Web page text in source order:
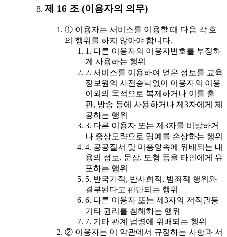
제 16 조 (이용자의 의무)
① 이용자는 서비스를 이용할 때 다음 각 호
의 행위를 하지 않아야 합니다.
1. 다른 이용자의 이용자번호를 부정하
게 사용하는 행위
2. 서비스를 이용하여 얻은 정보를 교육
정보원의 사전승낙없이 이용자의 이용
이외의 목적으로 복제하거나 이를 출
판, 방송 등에 사용하거나 제3자에게 제
공하는 행위
3. 다른 이용자 또는 제3자를 비방하거
나 중상모략으로 명예를 손상하는 행위
4. 공공질서 및 미풍양속에 위배되는 내
용의 정보, 문장, 도형 등을 타인에게 유
포하는 행위
5. 반국가적, 반사회적, 범죄적 행위와
결부된다고 판단되는 행위
6. 다른 이용자 또는 제3자의 저작권등
기타 권리를 침해하는 행위
7. 기타 관계 법령에 위배되는 행위
② 이용자는 이 약관에서 규정하는 사항과 서